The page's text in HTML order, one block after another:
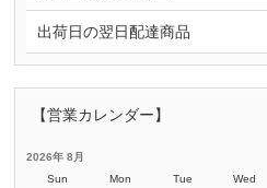
出荷日の翌日配達商品
【営業カレンダー】
2026年 8月
Sun
Mon Tue Wed